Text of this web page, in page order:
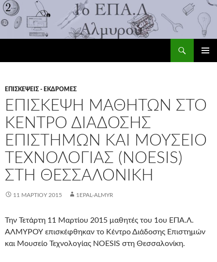
ΕΠΙΣΚΈΨΕΙΣ - ΕΚΔΡΟΜΈΣ
ΕΠΊΣΚΕΨΗ ΜΑΘΗΤΏΝ ΣΤΟ
ΚΈΝΤΡΟ ΔΙΆΔΟΣΗΣ
ΕΠΙΣΤΗΜΏΝ ΚΑΙ ΜΟΥΣΕΊΟ
ΤΕΧΝΟΛΟΓΊΑΣ (NOESIS)
ΣΤΗ ΘΕΣΣΑΛΟΝΊΚΗ
11 ΜΑΡΤΊΟΥ 2015 1EPAL-ALMYR
Την Τετάρτη 11 Μαρτίου 2015 μαθητές του 1ου ΕΠΑ.Λ.
ΑΛΜΥΡΟΥ επισκέφθηκαν το Κέντρο Διάδοσης Επιστημών
και Μουσείο Τεχνολογίας NOESIS στη Θεσσαλονίκη.